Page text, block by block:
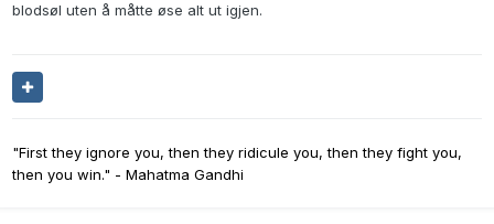
blodsøl uten å måtte øse alt ut igjen.
"First they ignore you, then they ridicule you, then they fight you,
then you win." - Mahatma Gandhi